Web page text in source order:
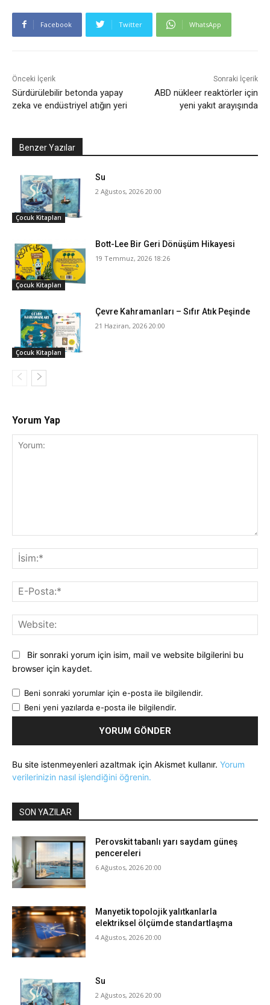
Facebook Twitter WhatsApp
Önceki İçerik
Sürdürülebilir betonda yapay
zeka ve endüstriyel atığın yeri
Sonraki İçerik
ABD nükleer reaktörler için
yeni yakıt arayışında
Benzer Yazılar
Çocuk Kitapları
Su
2 Ağustos, 2026 20:00
Çocuk Kitapları
Bott-Lee Bir Geri Dönüşüm Hikayesi
19 Temmuz, 2026 18:26
Çocuk Kitapları
Çevre Kahramanları – Sıfır Atık Peşinde
21 Haziran, 2026 20:00
Yorum Yap
Bir sonraki yorum için isim, mail ve website bilgilerini bu
browser için kaydet.
Beni sonraki yorumlar için e-posta ile bilgilendir.
Beni yeni yazılarda e-posta ile bilgilendir.
Bu site istenmeyenleri azaltmak için Akismet kullanır. Yorum
verilerinizin nasıl işlendiğini öğrenin.
SON YAZILAR
Perovskit tabanlı yarı saydam güneş
pencereleri
6 Ağustos, 2026 20:00
Manyetik topolojik yalıtkanlarla
elektriksel ölçümde standartlaşma
4 Ağustos, 2026 20:00
Su
2 Ağustos, 2026 20:00